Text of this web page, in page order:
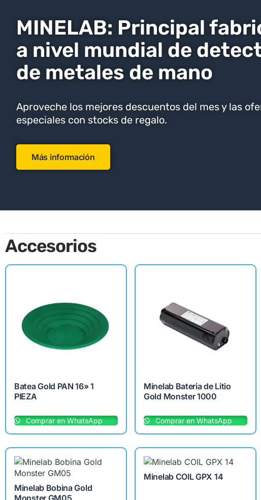
MINELAB: Principal
a nivel mundial de
de metales de mano
Aproveche los mejores descuentos del mes y las
especiales con stocks de regalo.
Más información
Accesorios
Batea Gold PAN 16» 1
PIEZA
Comprar en WhatsApp
Minelab Bateria de Litio
Gold Monster 1000
Comprar en WhatsApp
Minelab Bobina Gold
Monster GM05
Minelab COIL GPX 14